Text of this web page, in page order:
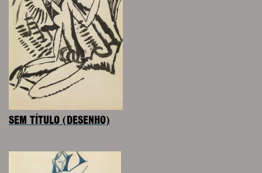
SEM TÍTULO (DESENHO)